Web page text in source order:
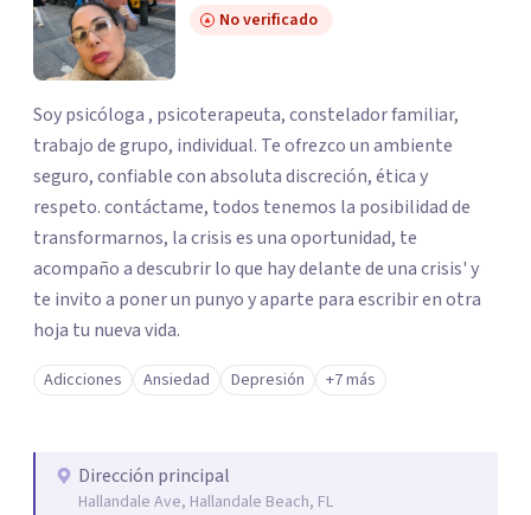
No verificado
Soy psicóloga , psicoterapeuta, constelador familiar,
trabajo de grupo, individual. Te ofrezco un ambiente
seguro, confiable con absoluta discreción, ética y
respeto. contáctame, todos tenemos la posibilidad de
transformarnos, la crisis es una oportunidad, te
acompaño a descubrir lo que hay delante de una crisis' y
te invito a poner un punyo y aparte para escribir en otra
hoja tu nueva vida.
Adicciones Ansiedad Depresión +7 más
Dirección principal
Hallandale Ave, Hallandale Beach, FL